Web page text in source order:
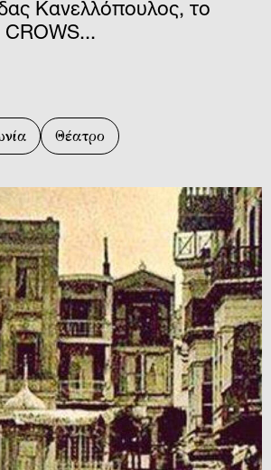
Κανελλόπουλος, το
Θέατρο